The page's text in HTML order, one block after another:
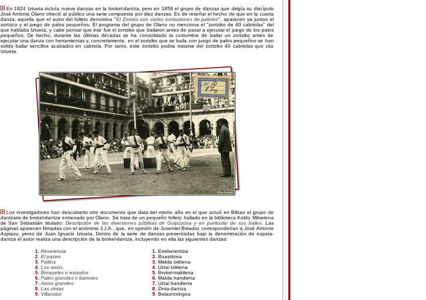
En 1824 Iztueta incluía nueve danzas en la brokel-dantza, pero en 1858 el grupo de danzas que dirigía su discípulo
José Antonio Olano ofreció al público una serie compuesta por diez danzas. Es de reseñar el hecho de que en la cuarta
danza, aquella que el autor del folleto denomina "El Zorcico con varias evoluciones de paloteo", aparecen ya juntos el
zortzico y el juego de palos pequeños. El programa del grupo de Olano no menciona el "zortziko de 40 cabriolas" del
que hablaba Iztueta, y cabe pensar que ése fue el zortziko que bailaron antes de pasar a ejecutar el juego de los palos
pequeños. De hecho, durante las últimas décadas se ha consolidado la costumbre de bailar un zortziko antes de
ejecutar una danza con herramientas y, concretamente, en el zortziko que se baila con juego de palos pequeños se han
solido bailar sencillos acabados en cabriola. Por tanto, este zortziko podria tratarse del zortziko 40 cabriolas que cita
Iztueta.
Los investigadores han descubierto otro documento que data del mismo año en el que actuó en Bilbao el grupo de
dantzaris de brokel-dantza entrenado por Olano. Se trata de un pequeño folleto hallado en la biblioteca Koldo Mitxelena
de San Sebastián titulado:Descripción de las diversiones públicas de Guipúzcoa y en particular de sus bailes. Las
páginas aparecen firmadas con el acrónimo J.J.A., que, en opinión de Joxemiel Bidador, corresponderían a José Antonio
Azpiazu, yerno de Juan Ignacio Iztueta. Dentro de la serie de danzas presentadas bajo la denominación de ezpata-
dantza el autor realiza una descripción de la brokel-dantza, incluyendo en ella las siguientes danzas:
Reverencia
El paseo
Palitos
Los arcos
Broqueles o escudos
Palos grandes o barrotes
Arcos grandes
Las cintas
Villancico
Erreberentzia
Boastitzea
Makila txikiena
Uztai txikiena
Brokel-makilena
Makila handiena
Uztai handiena
Zinta-dantza
Belauntxingoa